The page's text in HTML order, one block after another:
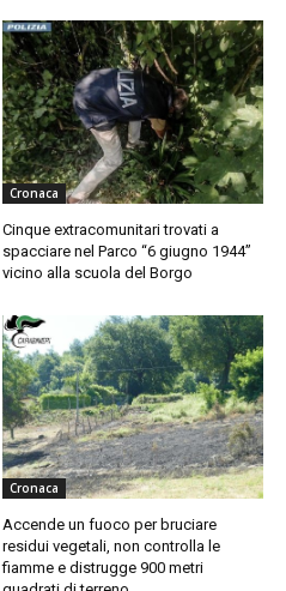
Cronaca
Cinque extracomunitari trovati a
spacciare nel Parco “6 giugno 1944”
vicino alla scuola del Borgo
Cronaca
Accende un fuoco per bruciare
residui vegetali, non controlla le
fiamme e distrugge 900 metri